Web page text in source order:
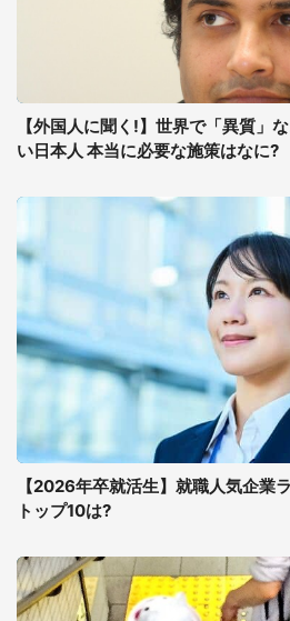
【外国人に聞く!】世界で「異質」
い日本人 本当に必要な施策はなに?
【2026年卒就活生】就職人気企業
トップ10は?